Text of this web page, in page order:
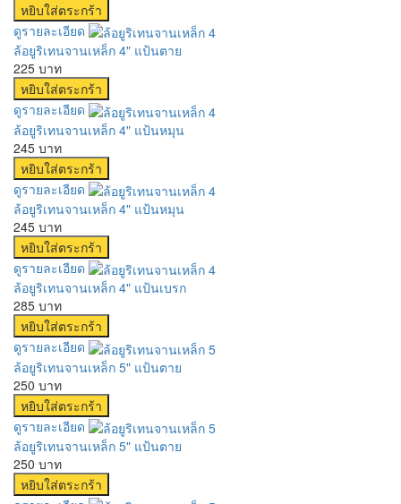
ดูรายละเอียด
ล้อยูริเทนจานเหล็ก 4" แป้นตาย
225 บาท
ดูรายละเอียด
ล้อยูริเทนจานเหล็ก 4" แป้นหมุน
245 บาท
ดูรายละเอียด
ล้อยูริเทนจานเหล็ก 4" แป้นหมุน
245 บาท
ดูรายละเอียด
ล้อยูริเทนจานเหล็ก 4" แป้นเบรก
285 บาท
ดูรายละเอียด
ล้อยูริเทนจานเหล็ก 5" แป้นตาย
250 บาท
ดูรายละเอียด
ล้อยูริเทนจานเหล็ก 5" แป้นตาย
250 บาท